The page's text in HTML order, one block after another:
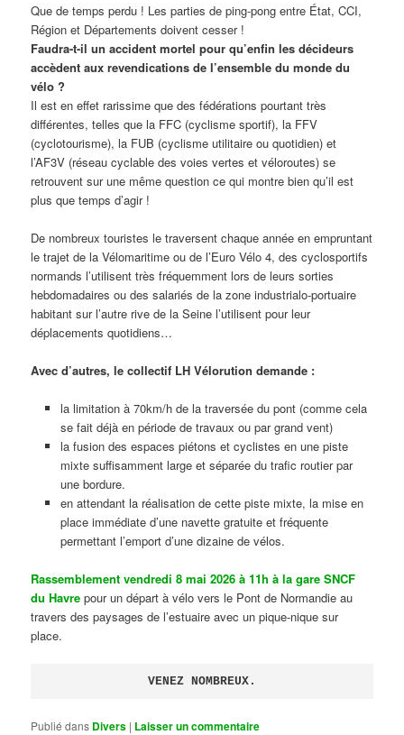
Que de temps perdu ! Les parties de ping-pong entre État, CCI,
Région et Départements doivent cesser !
Faudra-t-il un accident mortel pour qu’enfin les décideurs
accèdent aux revendications de l’ensemble du monde du
vélo ?
Il est en effet rarissime que des fédérations pourtant très
différentes, telles que la FFC (cyclisme sportif), la FFV
(cyclotourisme), la FUB (cyclisme utilitaire ou quotidien) et
l’AF3V (réseau cyclable des voies vertes et véloroutes) se
retrouvent sur une même question ce qui montre bien qu’il est
plus que temps d’agir !
De nombreux touristes le traversent chaque année en empruntant
le trajet de la Vélomaritime ou de l’Euro Vélo 4, des cyclosportifs
normands l’utilisent très fréquemment lors de leurs sorties
hebdomadaires ou des salariés de la zone industrialo-portuaire
habitant sur l’autre rive de la Seine l’utilisent pour leur
déplacements quotidiens…
Avec d’autres, le collectif LH Vélorution demande :
la limitation à 70km/h de la traversée du pont (comme cela
se fait déjà en période de travaux ou par grand vent)
la fusion des espaces piétons et cyclistes en une piste
mixte suffisamment large et séparée du trafic routier par
une bordure.
en attendant la réalisation de cette piste mixte, la mise en
place immédiate d’une navette gratuite et fréquente
permettant l’emport d’une dizaine de vélos.
Rassemblement vendredi 8 mai 2026 à 11h à la gare SNCF
du Havre pour un départ à vélo vers le Pont de Normandie au
travers des paysages de l’estuaire avec un pique-nique sur
place.
VENEZ NOMBREUX.
Publié dans Divers | Laisser un commentaire